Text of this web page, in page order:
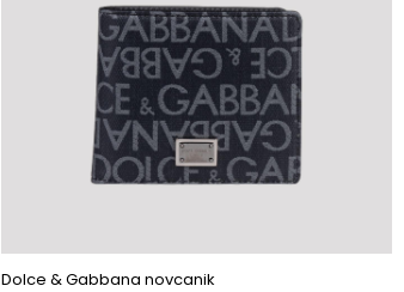
Dolce & Gabbana novcanik